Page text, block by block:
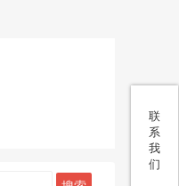
联
系
我
们